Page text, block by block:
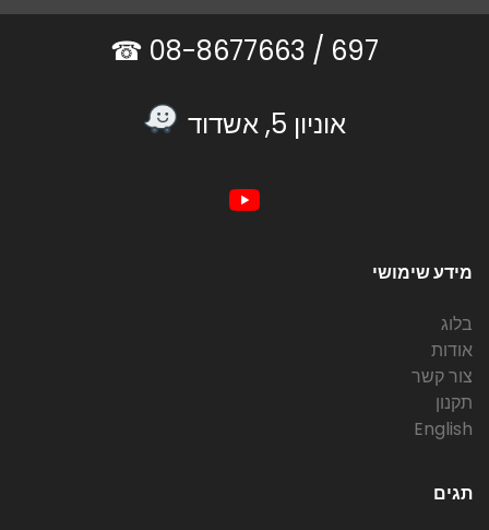
697 /
אוניון 5, אשדוד
מידע שימושי
בלוג
אודות
צור קשר
תקנון
English
תגים